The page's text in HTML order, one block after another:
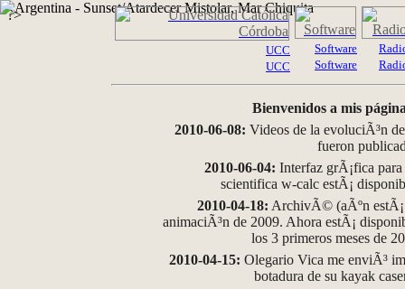
?>
UCC
UCC
Software
Software
Bienvenidos a mis
2010-06-08: Videos de la evoluciÃ³n
fueron
2010-06-04: Interfaz grÃ¡fica
scientifica w-calc estÃ¡
2010-04-18: ArchivÃ© (aÃºn
animaciÃ³n de 2009. Ahora estÃ¡
los 3 primeros meses de
2010-04-15: Olegario Vica me enviÃ³
botadura de su kayak